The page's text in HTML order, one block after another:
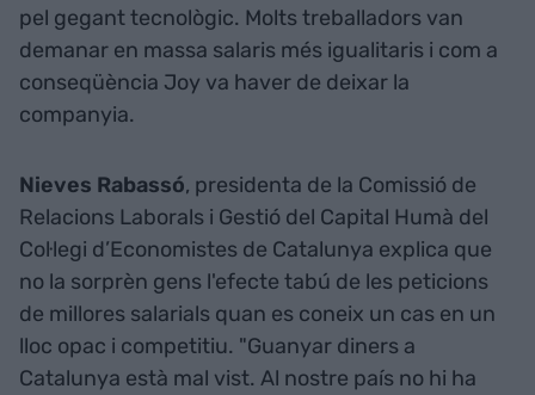
pel gegant tecnològic. Molts treballadors van
demanar en massa salaris més igualitaris i com a
conseqüència Joy va haver de deixar la
companyia.
Nieves Rabassó, presidenta de la Comissió de
Relacions Laborals i Gestió del Capital Humà del
Col·legi d’Economistes de Catalunya explica que
no la sorprèn gens l'efecte tabú de les peticions
de millores salarials quan es coneix un cas en un
lloc opac i competitiu. "Guanyar diners a
Catalunya està mal vist. Al nostre país no hi ha